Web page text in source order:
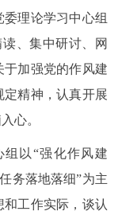
理论学习中心组
、集中研讨、网
加强党的作风建
精神，认真开展
心。
组以“强化作风建
务落地落细”为主
工作实际，谈认